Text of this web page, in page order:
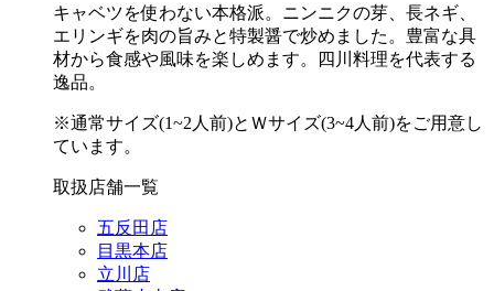
キャベツを使わない本格派。ニンニクの芽、長ネギ、
エリンギを肉の旨みと特製醤で炒めました。豊富な具
材から食感や風味を楽しめます。四川料理を代表する
逸品。
※通常サイズ(1~2人前)とＷサイズ(3~4人前)をご用意し
ています。
取扱店舗一覧
五反田店
目黒本店
立川店